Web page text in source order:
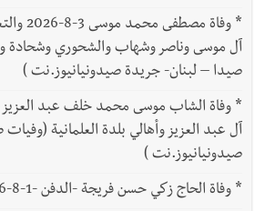
*
آل موسى وناصر وشهاب والشحوري وشحادة
صيدا – لبنان- جريدة صيدونيانيوز.نت )
*
آل عبد العزيز وأهالي بلدة العلمانية
صيدونيانيوز.نت )
*وفاة الحاج زكي حسن فريجة -الدفن -1-8-2026